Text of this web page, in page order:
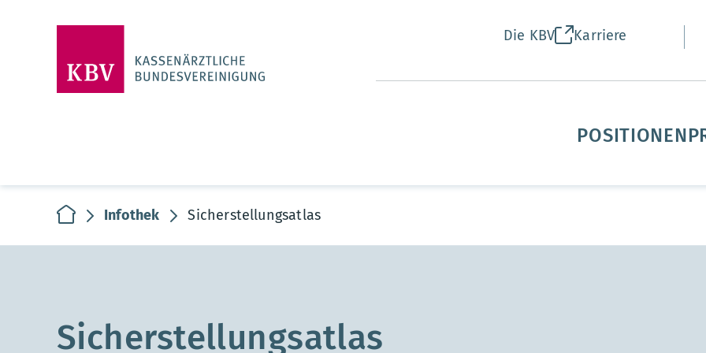
Die KBV Karriere
POSITIONEN
zur Startseite
Infothek Sicherstellungsatlas
Sicherstellungsatlas